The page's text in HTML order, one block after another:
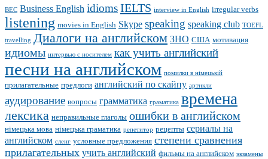
BEC Business English idiomsIELTS interview in English irregular verbs
listening movies in English Skype speaking speaking club TOEFL
travelling Диалоги на английском ЗНО США мотивация
идиомы интервью с носителем как учить английский
песни на английском помилки в німецькій
прилагательные предлоги английский по скайпу артикли
аудирование вопросы грамматика граматика времена
лексика неправильные глаголы ошибки в английском
німецька мова німецька граматика репетитор рецепты сериалы на
английском сленг условные предложения степени сравнения
прилагательных учить английский фильмы на английском экзамены